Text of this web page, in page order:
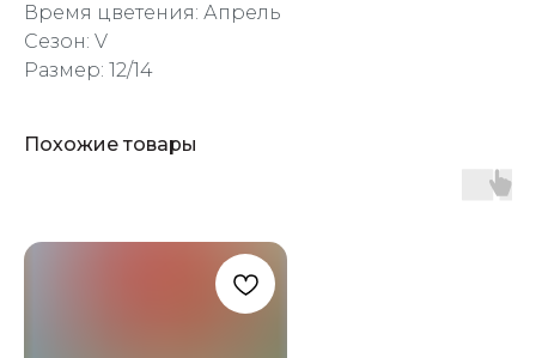
Время цветения: Апрель
Сезон: V
Размер: 12/14
Похожие товары